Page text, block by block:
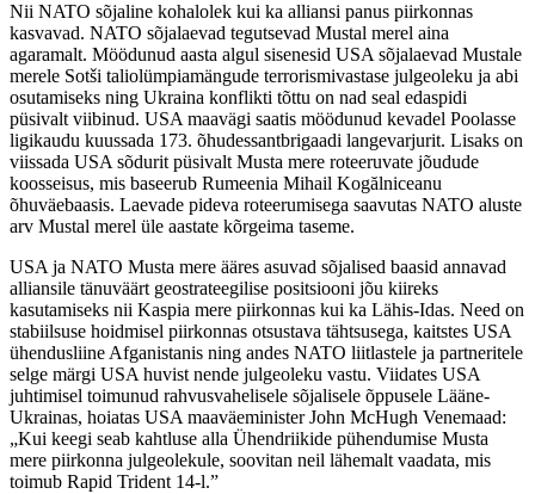
Nii NATO sõjaline kohalolek kui ka alliansi panus piirkonnas
kasvavad. NATO sõjalaevad tegutsevad Mustal merel aina
agaramalt. Möödunud aasta algul sisenesid USA sõjalaevad Mustale
merele Sotši taliolümpiamängude terrorismivastase julgeoleku ja abi
osutamiseks ning Ukraina konflikti tõttu on nad seal edaspidi
püsivalt viibinud. USA maavägi saatis möödunud kevadel Poolasse
ligikaudu kuussada 173. õhudessantbrigaadi langevarjurit. Lisaks on
viissada USA sõdurit püsivalt Musta mere roteeruvate jõudude
koosseisus, mis baseerub Rumeenia Mihail Kogălniceanu
õhuväebaasis. Laevade pideva roteerumisega saavutas NATO aluste
arv Mustal merel üle aastate kõrgeima taseme.
USA ja NATO Musta mere ääres asuvad sõjalised baasid annavad
alliansile tänuväärt geostrateegilise positsiooni jõu kiireks
kasutamiseks nii Kaspia mere piirkonnas kui ka Lähis-Idas. Need on
stabiilsuse hoidmisel piirkonnas otsustava tähtsusega, kaitstes USA
ühendusliine Afganistanis ning andes NATO liitlastele ja partneritele
selge märgi USA huvist nende julgeoleku vastu. Viidates USA
juhtimisel toimunud rahvusvahelisele sõjalisele õppusele Lääne-
Ukrainas, hoiatas USA maaväeminister John McHugh Venemaad:
„Kui keegi seab kahtluse alla Ühendriikide pühendumise Musta
mere piirkonna julgeolekule, soovitan neil lähemalt vaadata, mis
toimub Rapid Trident 14-l.”